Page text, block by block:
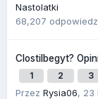
Nastolatki
68,207
Clostilbegyt?
1 2 3
Przez Rysia06, 23